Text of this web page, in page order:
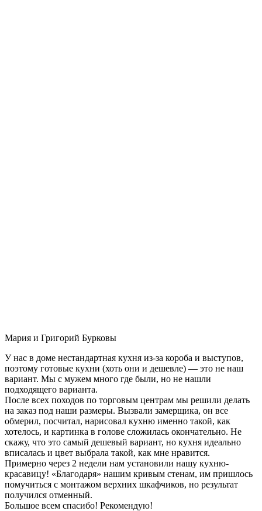
Мария и Григорий Бурковы
У нас в доме нестандартная кухня из-за короба и выступов,
поэтому готовые кухни (хоть они и дешевле) — это не наш
вариант. Мы с мужем много где были, но не нашли
подходящего варианта.
После всех походов по торговым центрам мы решили делать
на заказ под наши размеры. Вызвали замерщика, он все
обмерил, посчитал, нарисовал кухню именно такой, как
хотелось, и картинка в голове сложилась окончательно. Не
скажу, что это самый дешевый вариант, но кухня идеально
вписалась и цвет выбрала такой, как мне нравится.
Примерно через 2 недели нам установили нашу кухню-
красавицу! «Благодаря» нашим кривым стенам, им пришлось
помучиться с монтажом верхних шкафчиков, но результат
получился отменный.
Большое всем спасибо! Рекомендую!